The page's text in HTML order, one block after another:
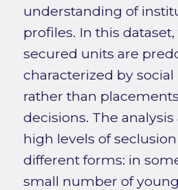
understanding of
profiles. In this
secured units are
characterized by
rather than
decisions. The
high levels of
different forms: in
small number of